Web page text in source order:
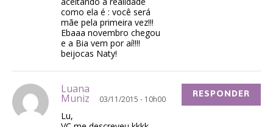
como ela é : você será
mãe pela primeira vez!!!
Ebaaa novembro chegou
e a Bia vem por aí!!!!
beijocas Naty!
Luana
Muniz 03/11/2015 - 10h00
Lu,
RESPONDER